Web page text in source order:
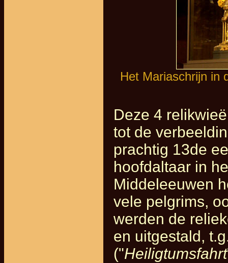
Het Mariaschrijn in
Deze 4
tot de
prachtig 13de
hoofdaltaar in
Middeleeuwen
vele pelgrims,
werden de
en uitgestald,
("Heiligtumsfahrt